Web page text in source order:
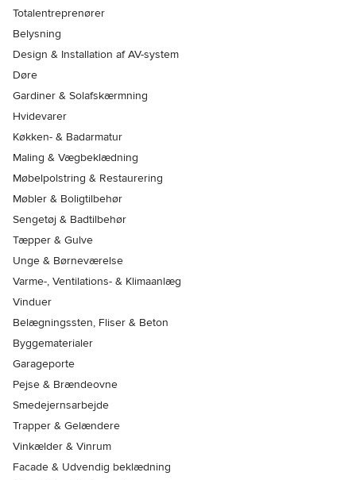
Totalentreprenører
Belysning
Design & Installation af AV-system
Døre
Gardiner & Solafskærmning
Hvidevarer
Køkken- & Badarmatur
Maling & Vægbeklædning
Møbelpolstring & Restaurering
Møbler & Boligtilbehør
Sengetøj & Badtilbehør
Tæpper & Gulve
Unge & Børneværelse
Varme-, Ventilations- & Klimaanlæg
Vinduer
Belægningssten, Fliser & Beton
Byggematerialer
Garageporte
Pejse & Brændeovne
Smedejernsarbejde
Trapper & Gelændere
Vinkælder & Vinrum
Facade & Udvendig beklædning